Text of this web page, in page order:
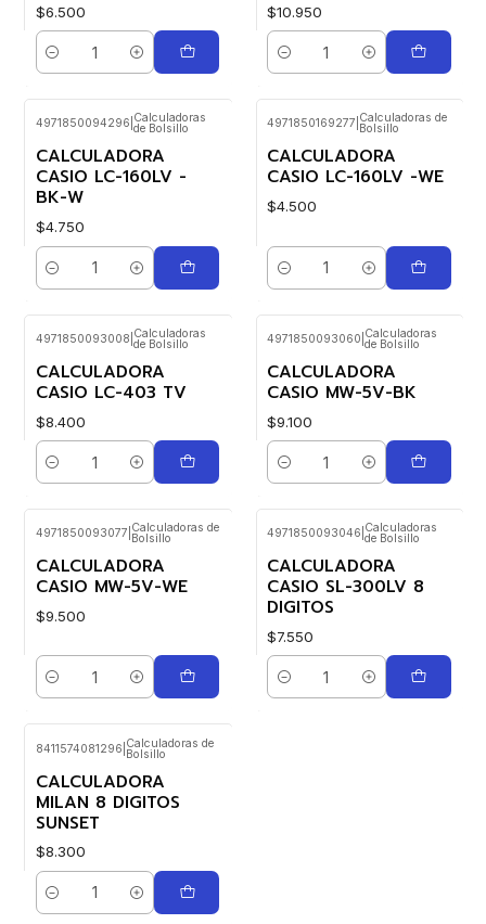
$6.500
Cantidad
$10.950
Cantidad
4971850094296 Calculadoras
de Bolsillo
CALCULADORA
CASIO LC-160LV -
BK-W
$4.750
Cantidad
4971850169277 Calculadoras de
Bolsillo
CALCULADORA
CASIO LC-160LV -WE
$4.500
Cantidad
4971850093008 Calculadoras
de Bolsillo
CALCULADORA
CASIO LC-403 TV
$8.400
Cantidad
4971850093060 Calculadoras
de Bolsillo
CALCULADORA
CASIO MW-5V-BK
$9.100
Cantidad
4971850093077 Calculadoras de
Bolsillo
CALCULADORA
CASIO MW-5V-WE
$9.500
Cantidad
4971850093046 Calculadoras
de Bolsillo
CALCULADORA
CASIO SL-300LV 8
DIGITOS
$7.550
Cantidad
8411574081296 Calculadoras de
Bolsillo
CALCULADORA
MILAN 8 DIGITOS
SUNSET
$8.300
Cantidad